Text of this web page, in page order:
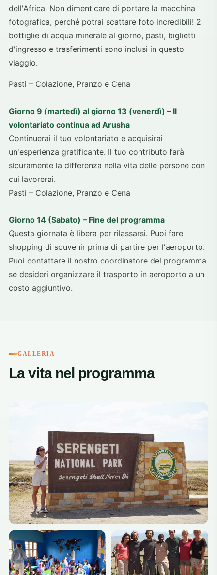
dell'Africa. Non dimenticare di portare la macchina
fotografica, perché potrai scattare foto incredibili! 2
bottiglie di acqua minerale al giorno, pasti, biglietti
d'ingresso e trasferimenti sono inclusi in questo
viaggio.
Pasti – Colazione, Pranzo e Cena
Giorno 9 (martedì) al giorno 13 (venerdì) – Il
volontariato continua ad Arusha
Continuerai il tuo volontariato e acquisirai
un'esperienza gratificante. Il tuo contributo farà
sicuramente la differenza nella vita delle persone con
cui lavorerai.
Pasti – Colazione, Pranzo e Cena
Giorno 14 (Sabato) – Fine del programma
Questa giornata è libera per rilassarsi. Puoi fare
shopping di souvenir prima di partire per l'aeroporto.
Puoi contattare il nostro coordinatore del programma
se desideri organizzare il trasporto in aeroporto a un
costo aggiuntivo.
GALLERIA
La vita nel programma